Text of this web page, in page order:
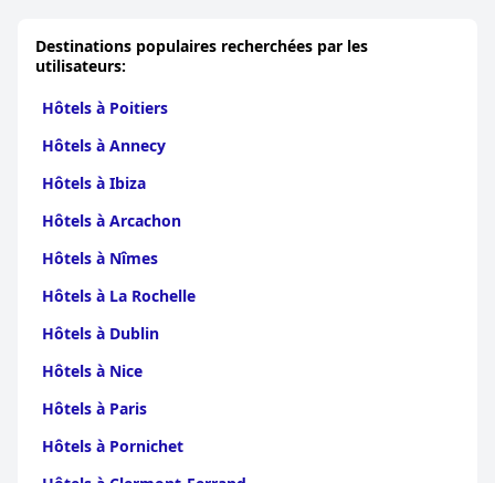
Destinations populaires recherchées par les
utilisateurs:
Hôtels à Poitiers
Hôtels à Annecy
Hôtels à Ibiza
Hôtels à Arcachon
Hôtels à Nîmes
Hôtels à La Rochelle
Hôtels à Dublin
Hôtels à Nice
Hôtels à Paris
Hôtels à Pornichet